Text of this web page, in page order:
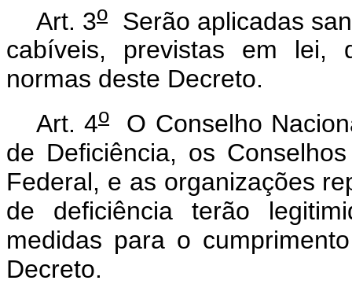
Art. 3o
Serão aplicadas
cabíveis, previstas em lei,
normas deste Decreto.
Art. 4o
O Conselho
de Deficiência, os
Federal, e as organizações
de deficiência terão
medidas para o
Decreto.